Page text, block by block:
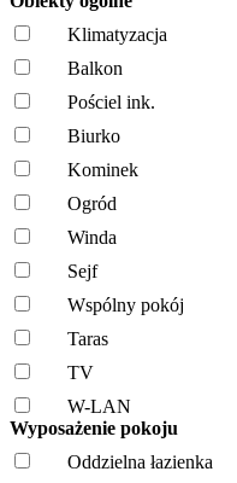
Klimatyzacja
Balkon
Pościel ink.
Biurko
Kominek
Ogród
Winda
Sejf
Wspólny pokój
Taras
TV
W-LAN
Wyposażenie pokoju
Oddzielna łazienka